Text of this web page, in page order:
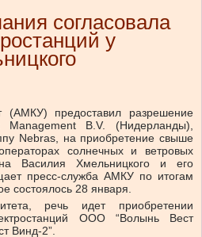
согласовала
у
(АМКУ) предоставил разрешение
Management B.V. (Нидерланды),
Nebras, на приобретение свыше
солнечных и ветровых
Василия Хмельницкого и его
пресс-служба АМКУ по итогам
состоялось 28 января.
речь идет приобретении
ООО “Волынь Вест
Винд-2”.